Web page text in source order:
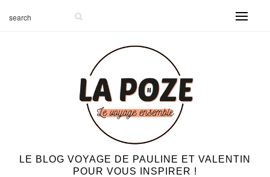
LE BLOG VOYAGE DE PAULINE ET VALENTIN
POUR VOUS INSPIRER !